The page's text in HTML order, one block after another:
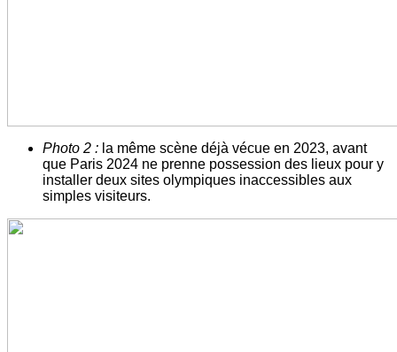
Photo 2 : la même scène déjà vécue en 2023, avant
que Paris 2024 ne prenne possession des lieux pour y
installer deux sites olympiques inaccessibles aux
simples visiteurs.